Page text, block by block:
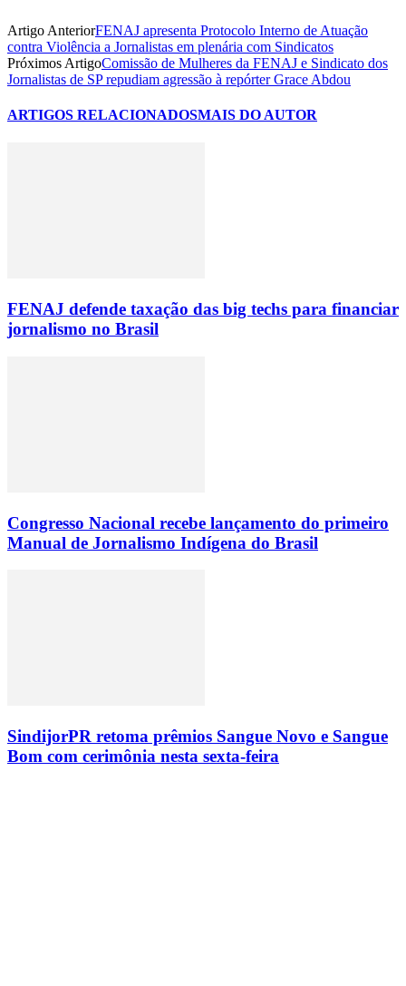
Artigo AnteriorFENAJ apresenta Protocolo Interno de Atuação
contra Violência a Jornalistas em plenária com Sindicatos
Próximos ArtigoComissão de Mulheres da FENAJ e Sindicato dos
Jornalistas de SP repudiam agressão à repórter Grace Abdou
ARTIGOS RELACIONADOSMAIS DO AUTOR
FENAJ defende taxação das big techs para financiar
jornalismo no Brasil
Congresso Nacional recebe lançamento do primeiro
Manual de Jornalismo Indígena do Brasil
SindijorPR retoma prêmios Sangue Novo e Sangue
Bom com cerimônia nesta sexta-feira